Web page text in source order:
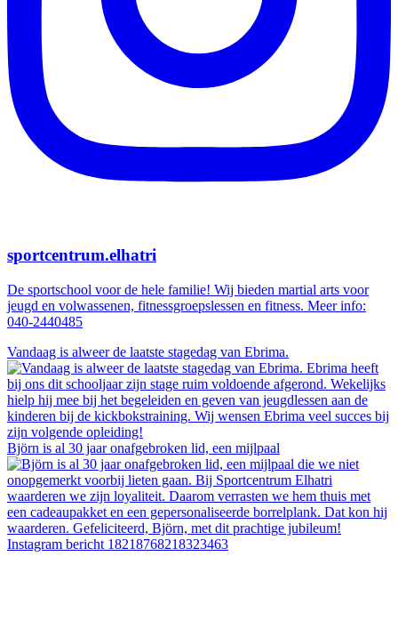
sportcentrum.elhatri
De sportschool voor de hele familie! Wij bieden martial arts voor
jeugd en volwassenen, fitnessgroepslessen en fitness. Meer info:
040-2440485
Vandaag is alweer de laatste stagedag van Ebrima.
Björn is al 30 jaar onafgebroken lid, een mijlpaal
Instagram bericht 18218768218323463